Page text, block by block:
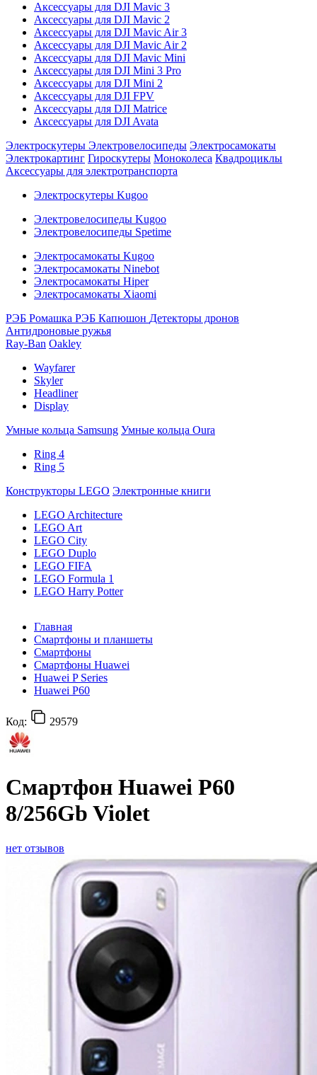
Аксессуары для DJI Mavic 3
Аксессуары для DJI Mavic 2
Аксессуары для DJI Mavic Air 3
Аксессуары для DJI Mavic Air 2
Аксессуары для DJI Mavic Mini
Аксессуары для DJI Mini 3 Pro
Аксессуары для DJI Mini 2
Аксессуары для DJI FPV
Аксессуары для DJI Matrice
Аксессуары для DJI Avata
Электроскутеры Электровелосипеды Электросамокаты
Электрокартинг Гироскутеры Моноколеса Квадроциклы
Аксессуары для электротранспорта
Электроскутеры Kugoo
Электровелосипеды Kugoo
Электровелосипеды Spetime
Электросамокаты Kugoo
Электросамокаты Ninebot
Электросамокаты Hiper
Электросамокаты Xiaomi
РЭБ Ромашка РЭБ Капюшон Детекторы дронов
Антидроновые ружья
Ray-Ban Oakley
Wayfarer
Skyler
Headliner
Display
Умные кольца Samsung Умные кольца Oura
Ring 4
Ring 5
Конструкторы LEGO Электронные книги
LEGO Architecture
LEGO Art
LEGO City
LEGO Duplo
LEGO FIFA
LEGO Formula 1
LEGO Harry Potter
Главная
Смартфоны и планшеты
Смартфоны
Смартфоны Huawei
Huawei P Series
Huawei P60
Код: 29579
Смартфон Huawei P60
8/256Gb Violet
нет отзывов